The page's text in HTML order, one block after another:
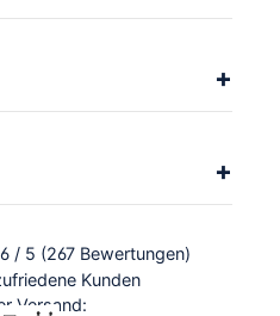
/ 5 (267 Bewertungen)
Kunden
Versand: